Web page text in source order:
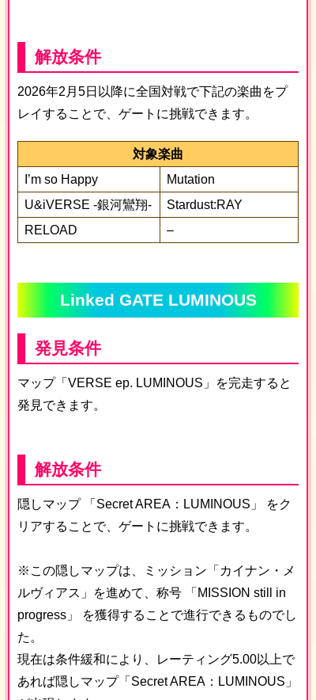
解放条件
2026年2月5日以降に全国対戦で下記の楽曲をプ
レイすることで、ゲートに挑戦できます。
対象楽曲
I’m so Happy
Mutation
U&iVERSE -銀河鸞翔-
Stardust:RAY
RELOAD
–
Linked GATE LUMINOUS
発見条件
マップ「VERSE ep. LUMINOUS」を完走すると
発見できます。
解放条件
隠しマップ 「Secret AREA：LUMINOUS」 をク
リアすることで、ゲートに挑戦できます。
※この隠しマップは、ミッション「カイナン・メ
ルヴィアス」を進めて、称号 「MISSION still in
progress」 を獲得することで進行できるものでし
た。
現在は条件緩和により、レーティング5.00以上で
あれば隠しマップ「Secret AREA：LUMINOUS」